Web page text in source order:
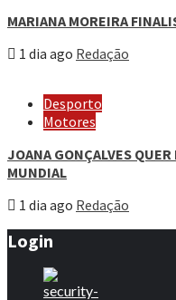
MARIANA MOREIRA
1 dia ago Redação
Desporto
Motores
JOANA GONÇALVES
MUNDIAL
1 dia ago Redação
Login